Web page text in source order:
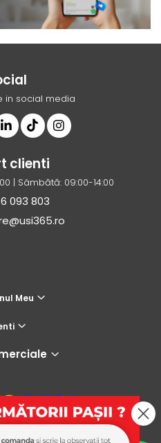
in social media
clienti
| Sâmbătă: 09:00-14:00
093 803
Meu